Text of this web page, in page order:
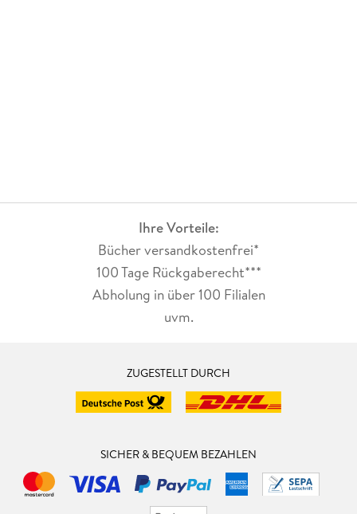
Ihre Vorteile:
Bücher versandkostenfrei*
100 Tage Rückgaberecht***
Abholung in über 100 Filialen
uvm.
ZUGESTELLT DURCH
SICHER & BEQUEM BEZAHLEN